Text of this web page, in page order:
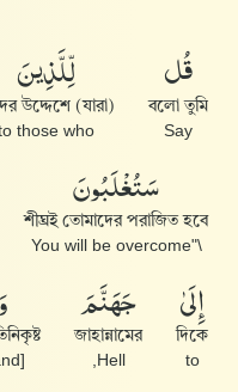
قُل
বলো তুমি
Say
لِّلَّذِينَ
উদ্দেশে (যারা)
those who
سَتُغْلَبُونَ
শীঘ্রই তোমাদের পরাজিত হবে
\"You will be overcome
إِلَىٰ
দিকে
to
جَهَنَّمَ
জাহান্নামের
Hell,
[and] an evil